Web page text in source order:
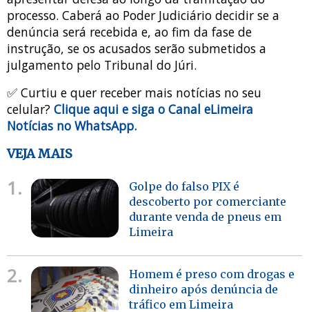
processo. Caberá ao Poder Judiciário decidir se a
denúncia será recebida e, ao fim da fase de
instrução, se os acusados serão submetidos a
julgamento pelo Tribunal do Júri.
✅ Curtiu e quer receber mais notícias no seu
celular? Clique aqui e siga o Canal eLimeira
Notícias no WhatsApp.
VEJA MAIS
1.
Golpe do falso PIX é
descoberto por comerciante
durante venda de pneus em
Limeira
2.
Homem é preso com drogas e
dinheiro após denúncia de
tráfico em Limeira